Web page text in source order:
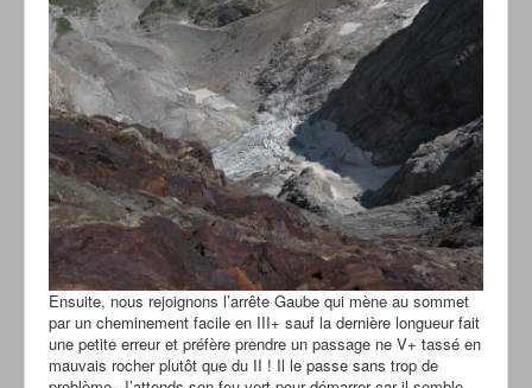
Ensuite, nous rejoignons l’arrête Gaube qui mène au sommet
par un cheminement facile en III+ sauf la dernière longueur fait
une petite erreur et préfère prendre un passage ne V+ tassé en
mauvais rocher plutôt que du II ! Il le passe sans trop de